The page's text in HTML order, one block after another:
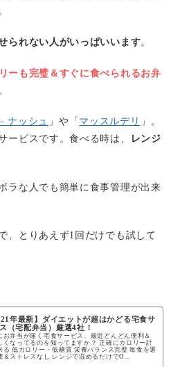
られない人がいっぱいいます。
ーも完璧＆すぐに食べられるお弁
ナッシュ 」や「 マッスルデリ 」。
ービスです。食べる時は、
レンジ
ラな人でも簡単に食事管理が出来
、とりあえず1回だけでも試して
年最新】ダイエットが超はかどる宅食サ
（宅配弁当）厳選4社！
お弁当が届く宅食サービス、最近どんどん便利＆
くなってるのを知ってますか？ 正確にカロリー計
る 低カロリー・低糖質 栄養バランス完璧 毎食を選
＆ストレスなし レンジで温めるだけでO...